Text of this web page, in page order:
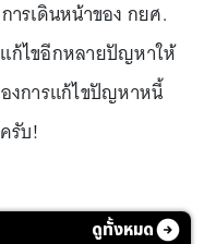
ารเดินหน้าของ กยศ.
ก้ไขอีกหลายปัญหาให้
งการแก้ไขปัญหาหนี้
รับ!
ดูทั้งหมด